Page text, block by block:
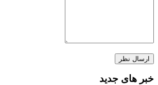
خبر های جدید